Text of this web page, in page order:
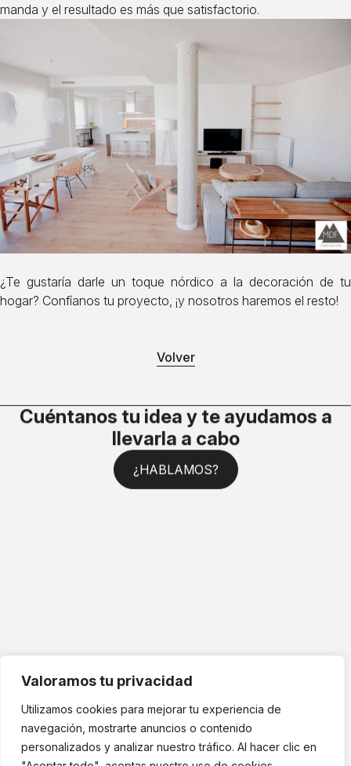
Valoramos tu privacidad
Utilizamos cookies para mejorar tu experiencia de
navegación, mostrarte anuncios o contenido
personalizados y analizar nuestro tráfico. Al hacer clic en
manda y el resultado es más que satisfactorio.
¿Te gustaría darle un toque nórdico a la decoración de tu
hogar? Confíanos tu proyecto, ¡y nosotros haremos el resto!
Volver
Cuéntanos tu idea y te ayudamos a
llevarla a cabo
¿HABLAMOS?
Aviso Legal